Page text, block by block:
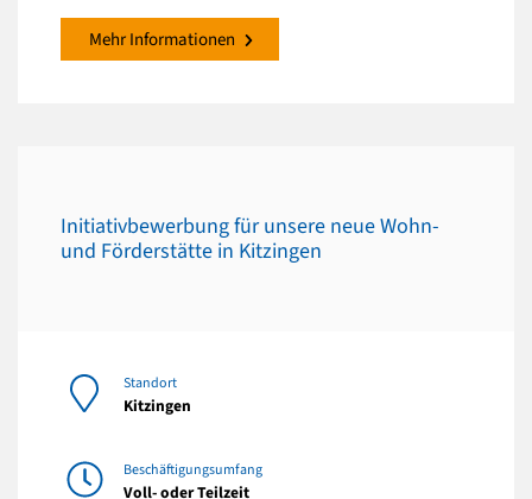
Mehr Informationen
Initiativbewerbung für unsere neue Wohn-
und Förderstätte in Kitzingen
Standort
Kitzingen
Beschäftigungsumfang
Voll- oder Teilzeit